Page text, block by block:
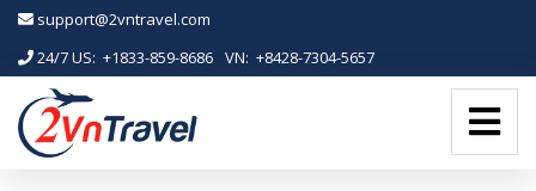
-->
support@2vntravel.com
24/7 US: +1833-859-8686 - VN: +8428-7304-5657